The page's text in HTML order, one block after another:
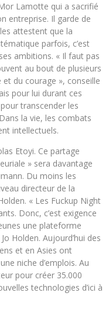
Lamotte qui a sacrifié
entreprise. Il garde de
attestent que la
parfois, c’est
ambitions. « Il faut pas
au bout de plusieurs
du courage », conseille
pour lui durant ces
transcender les
la vie, les combats
intellectuels.
Etoyi. Ce partage
» sera davantage
Du moins les
directeur de la
« Les Fuckup Night
Donc, c’est exigence
une plateforme
Holden. Aujourd’hui des
et en Asies ont
niche d’emplois. Au
pour créer 35.000
technologies d’ici à